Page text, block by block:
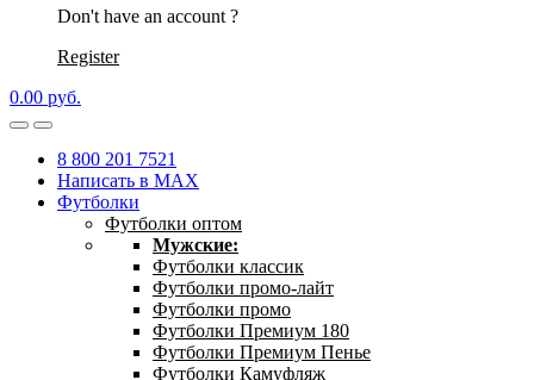
Don't have an account ?
Register
0.00 руб.
8 800 201 7521
Написать в MAX
Футболки
Футболки оптом
Мужские:
Футболки классик
Футболки промо-лайт
Футболки промо
Футболки Премиум 180
Футболки Премиум Пенье
Футболки Камуфляж